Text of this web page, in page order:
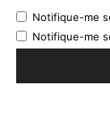
Notifique-me
Notifique-me